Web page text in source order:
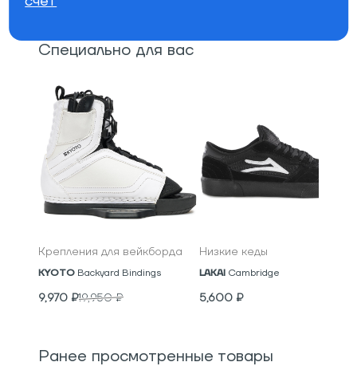
Бренд
Специально для вас
Крепления для вейкборда
KYOTO Backyard Bindings
9,970 ₽19,950₽
Низкие кеды
LAKAI Cambridge
5,600 ₽
Ранее просмотренные товары